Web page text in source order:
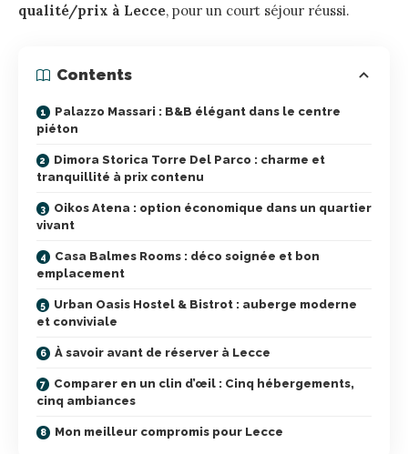
qualité/prix à Lecce, pour un court séjour réussi.
Contents
Palazzo Massari : B&B élégant dans le centre
piéton
Dimora Storica Torre Del Parco : charme et
tranquillité à prix contenu
Oikos Atena : option économique dans un quartier
vivant
Casa Balmes Rooms : déco soignée et bon
emplacement
Urban Oasis Hostel & Bistrot : auberge moderne
et conviviale
À savoir avant de réserver à Lecce
Comparer en un clin d’œil : Cinq hébergements,
cinq ambiances
Mon meilleur compromis pour Lecce